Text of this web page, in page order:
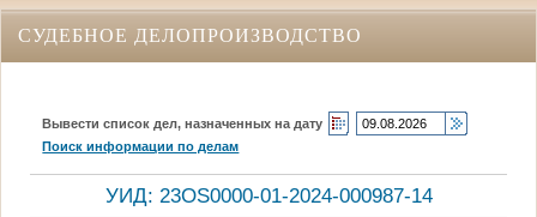
СУДЕБНОЕ ДЕЛОПРОИЗВОДСТВО
Вывести список дел, назначенных на дату
Поиск информации по делам
УИД: 23OS0000-01-2024-000987-14